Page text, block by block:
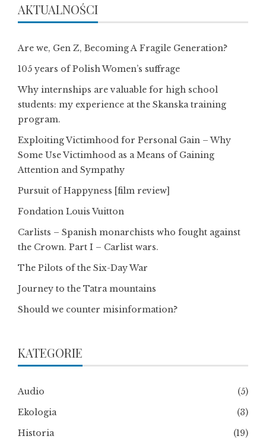
AKTUALNOŚCI
Are we, Gen Z, Becoming A Fragile Generation?
105 years of Polish Women’s suffrage
Why internships are valuable for high school
students: my experience at the Skanska training
program.
Exploiting Victimhood for Personal Gain – Why
Some Use Victimhood as a Means of Gaining
Attention and Sympathy
Pursuit of Happyness [film review]
Fondation Louis Vuitton
Carlists – Spanish monarchists who fought against
the Crown. Part I – Carlist wars.
The Pilots of the Six-Day War
Journey to the Tatra mountains
Should we counter misinformation?
KATEGORIE
Audio
(5)
Ekologia
(3)
Historia
(19)